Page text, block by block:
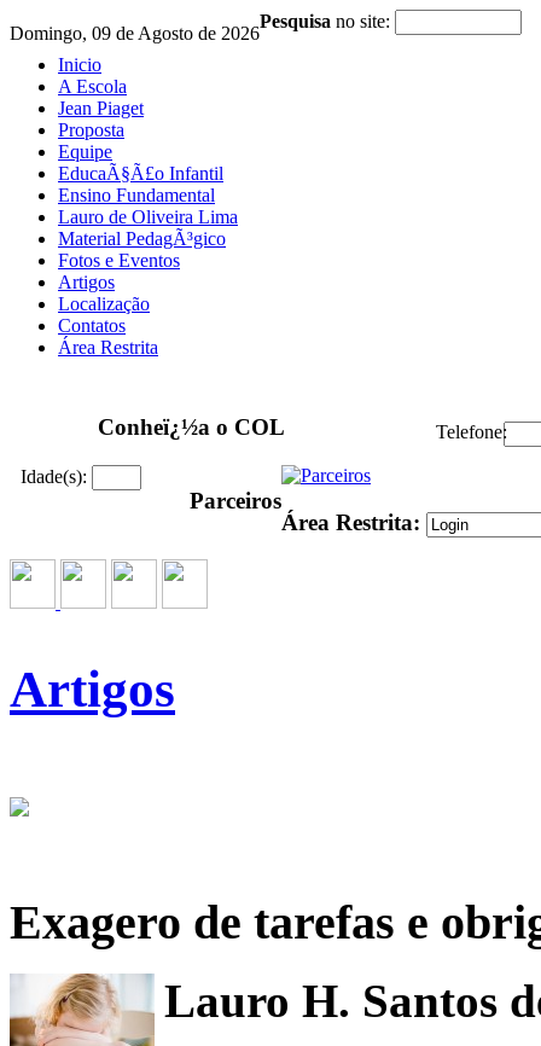
Domingo, 09 de Agosto de 2026
Pesquisa no site:
Inicio
A Escola
Jean Piaget
Proposta
Equipe
EducaÃ§Ã£o Infantil
Ensino Fundamental
Lauro de Oliveira Lima
Material PedagÃ³gico
Fotos e Eventos
Artigos
Localização
Contatos
Área Restrita
Conheï¿½a o COL Telefone:
Idade(s):
Parceiros
Área Restrita:
Artigos
Exagero de tarefas e
Lauro H. Santos